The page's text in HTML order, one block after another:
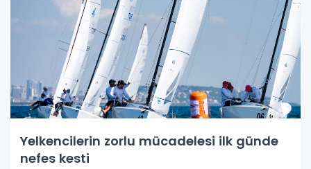
Yelkencilerin zorlu mücadelesi ilk günde
nefes kesti